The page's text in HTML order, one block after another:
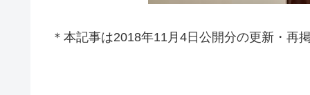
＊本記事は2018年11月4日公開分の更新・再